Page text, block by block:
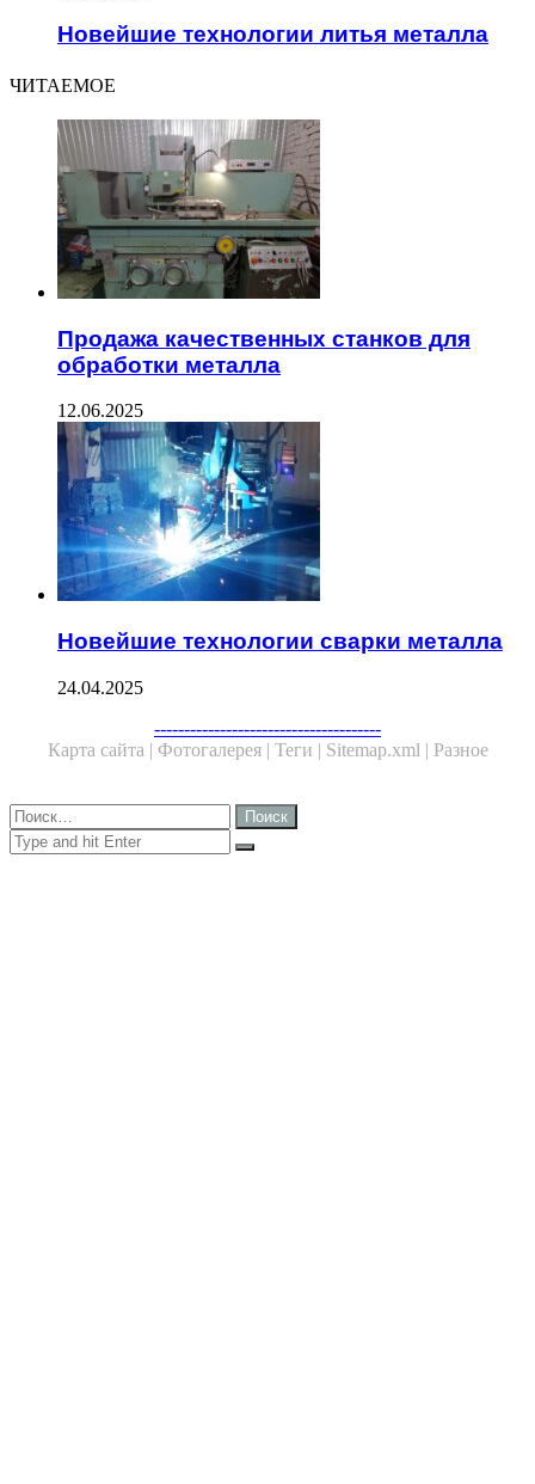
Новейшие технологии литья металла
ЧИТАЕМОЕ
Продажа качественных станков для
обработки металла
12.06.2025
Новейшие технологии сварки металла
24.04.2025
--------------------------------------
Карта сайта | Фотогалерея | Теги | Sitemap.xml | Разное
Close
Найти:
Close
Search